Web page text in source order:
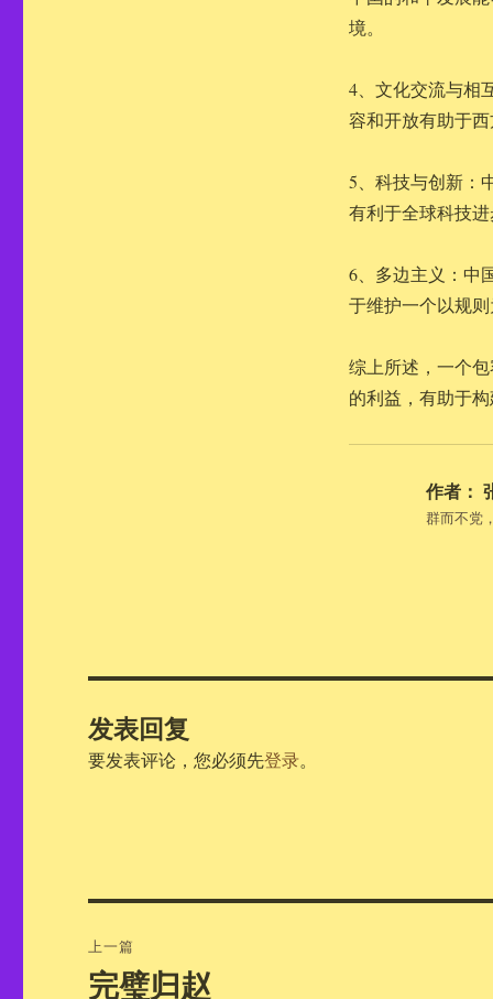
境。
4、文化交流与相
容和开放有助于
5、科技与创新：
有利于全球科技
6、多边主义：中
于维护一个以规
综上所述，一个
的利益，有助于
作者：
群而不党
发表回复
要发表评论，您必须先登录。
章
上一篇
上
完璧归赵